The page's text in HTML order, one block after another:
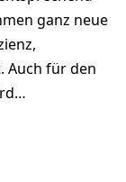
ganz neue
Auch für den